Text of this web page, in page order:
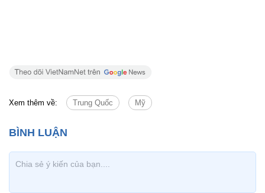
Xem thêm về: Trung Quốc Mỹ